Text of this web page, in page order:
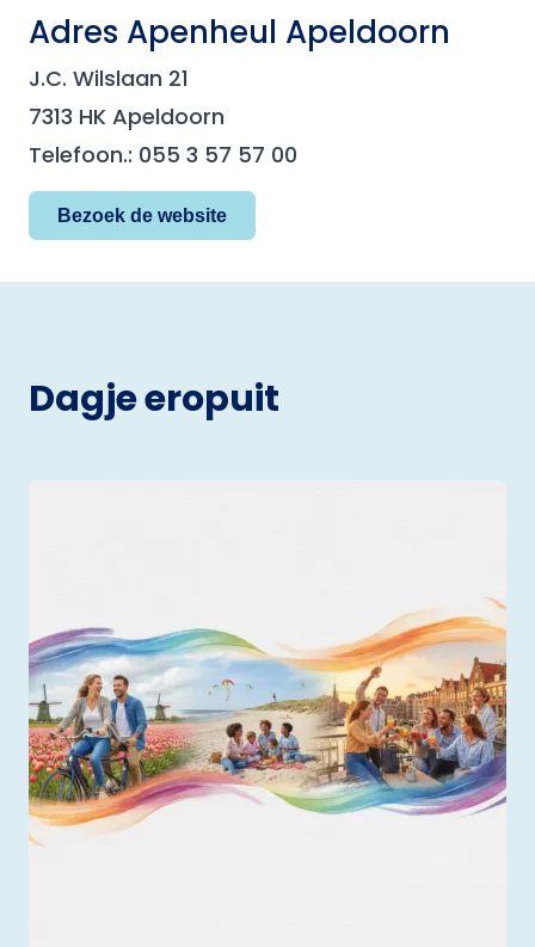
Adres Apenheul Apeldoorn
J.C. Wilslaan 21
7313 HK Apeldoorn
Telefoon.: 055 3 57 57 00
Bezoek de website
Dagje eropuit